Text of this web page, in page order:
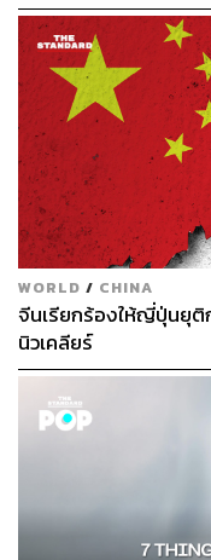
ปัญหาเรื่องแรงงานต่
ปัญหาการจ้างแรงงาน
ภายใต้ความสั่นไหวห
ยังรอการแก้ไขไม่หยุด
Cover Photo: TANG
TAGS: แรงงานต่างด้าว
WORLD / CHINA
จีนเรียกร้องให้ญี่ปุ่นยุ
นิวเคลียร์